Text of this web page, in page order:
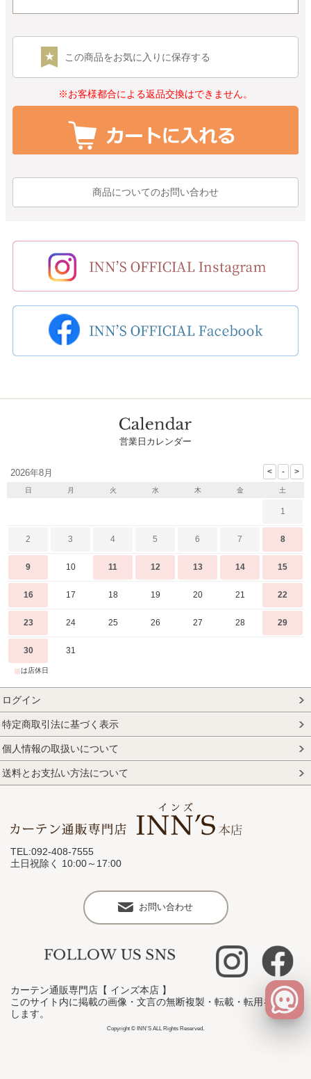
この商品をお気に入りに保存する
※お客様都合による返品交換はできません。
商品についてのお問い合わせ
営業日カレンダー
2026年8月
日 月 火 水 木 金 土
1
2 3 4 5 6 7 8
9 10 11 12 13 14 15
16 17 18 19 20 21 22
23 24 25 26 27 28 29
30 31
■は店休日
ログイン
特定商取引法に基づく表示
個人情報の取扱いについて
送料とお支払い方法について
TEL:092-408-7555
土日祝除く 10:00～17:00
お問い合わせ
カーテン通販専門店【 インズ本店 】
このサイト内に掲載の画像・文言の無断複製・転載・転用を禁止
します。
Copyright © INN'S ALL Rights Reserved.